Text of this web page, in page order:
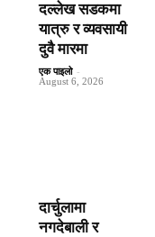
दल्लेख सडकमा
यात्रु र व्यवसायी
दुवै मारमा
एक पाइलो -
August 6, 2026
दार्चुलामा
नगदेबाली र